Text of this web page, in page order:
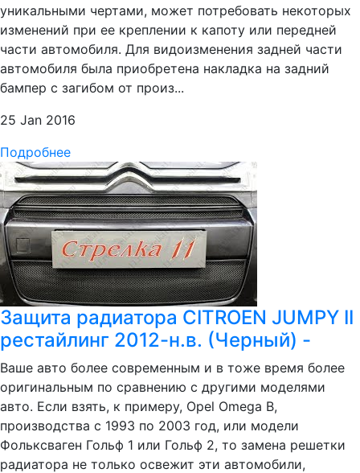
уникальными чертами, может потребовать некоторых
изменений при ее креплении к капоту или передней
части автомобиля. Для видоизменения задней части
автомобиля была приобретена накладка на задний
бампер с загибом от произ...
25 Jan 2016
Подробнее
Защита радиатора CITROEN JUMPY II
рестайлинг 2012-н.в. (Черный) -
Ваше авто более современным и в тоже время более
оригинальным по сравнению с другими моделями
авто. Если взять, к примеру, Opel Omega B,
производства с 1993 по 2003 год, или модели
Фольксваген Гольф 1 или Гольф 2, то замена решетки
радиатора не только освежит эти автомобили,